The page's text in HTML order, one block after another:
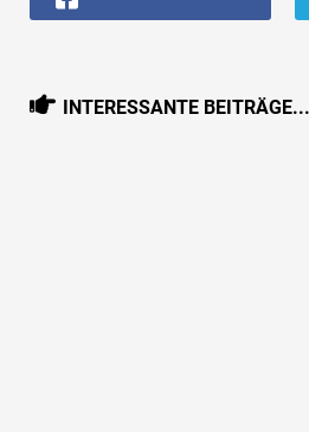
INTERESSANTE BEITRÄGE...